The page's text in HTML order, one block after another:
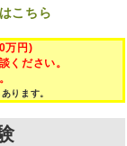
こちら
万円)
ください。
ります。